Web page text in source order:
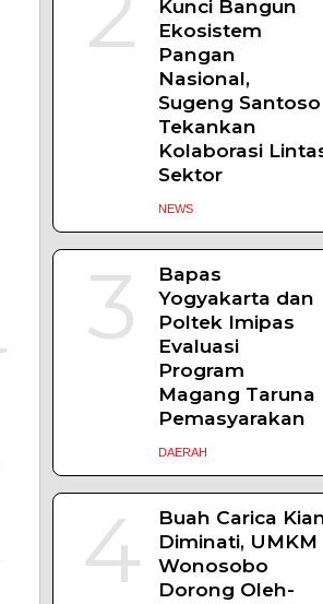
2
MBG Disebut
Kunci Bangun
Ekosistem
Pangan
Nasional,
Sugeng Santoso
Tekankan
Sektor
NEWS
3
Bapas
Yogyakarta dan
Poltek Imipas
Evaluasi
Program
Pemasyarakan
DAERAH
Buah Carica Kian
Diminati, UMKM